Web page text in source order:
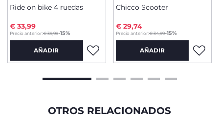
Ride on bike 4 ruedas
Precio anterior:€ 39,99-15%
to
€ 33,99
AÑADIR
Chicco Scooter
Precio anterior:€ 34,99-15%
to
€ 29,74
AÑADIR
OTROS RELACIONADOS